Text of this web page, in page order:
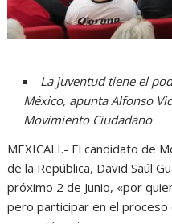
La juventud tiene el
México, apunta Alfonso
Movimiento Ciudadano
MEXICALI.- El candidato de
de la República, David Saúl
próximo 2 de Junio, «por
pero participar en el